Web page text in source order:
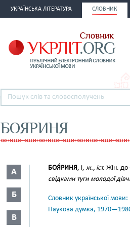
УКРАЇНСЬКА ЛІТЕРАТУРА СЛОВНИК
БОЯРИНЯ
А
Б
В
БОЯ́РИНЯ, і, ж., іст. Жін. до
свідками туги молодої
Словник української
Наукова думка,